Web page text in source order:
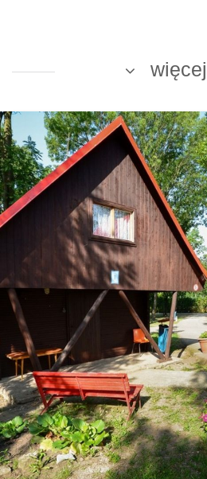
więcej